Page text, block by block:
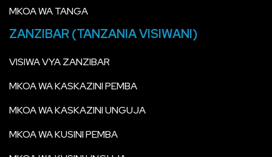
MKOA WA TANGA
ZANZIBAR (TANZANIA VISIWANI)
VISIWA VYA ZANZIBAR
MKOA WA KASKAZINI PEMBA
MKOA WA KASKAZINI UNGUJA
MKOA WA KUSINI PEMBA